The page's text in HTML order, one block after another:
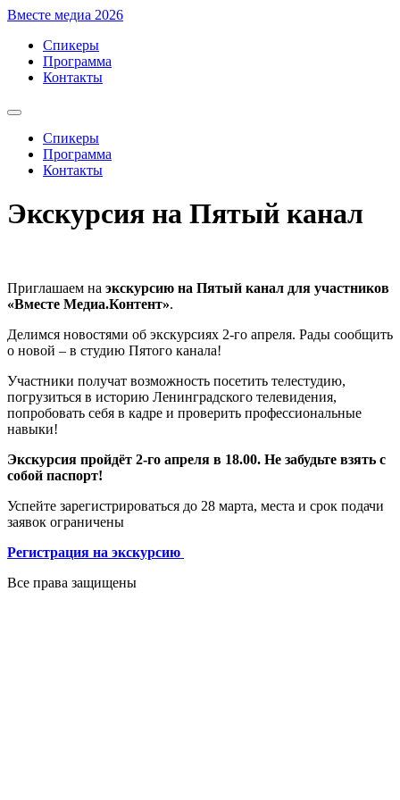
Перейти
содержимому
Вместе медиа 2026
Спикеры
Программа
Контакты
Спикеры
Программа
Контакты
Экскурсия на Пятый канал
Приглашаем на экскурсию на Пятый канал для участников
«Вместе Медиа.Контент».
Делимся новостями об экскурсиях 2-го апреля. Рады сообщить
о новой – в студию Пятого канала!
Участники получат возможность посетить телестудию,
погрузиться в историю Ленинградского телевидения,
попробовать себя в кадре и проверить профессиональные
навыки!
Экскурсия пройдёт 2-го апреля в 18.00. Не забудьте взять с
собой паспорт!
Успейте зарегистрироваться до 28 марта, места и срок подачи
заявок ограничены
Регистрация на экскурсию
Все права защищены